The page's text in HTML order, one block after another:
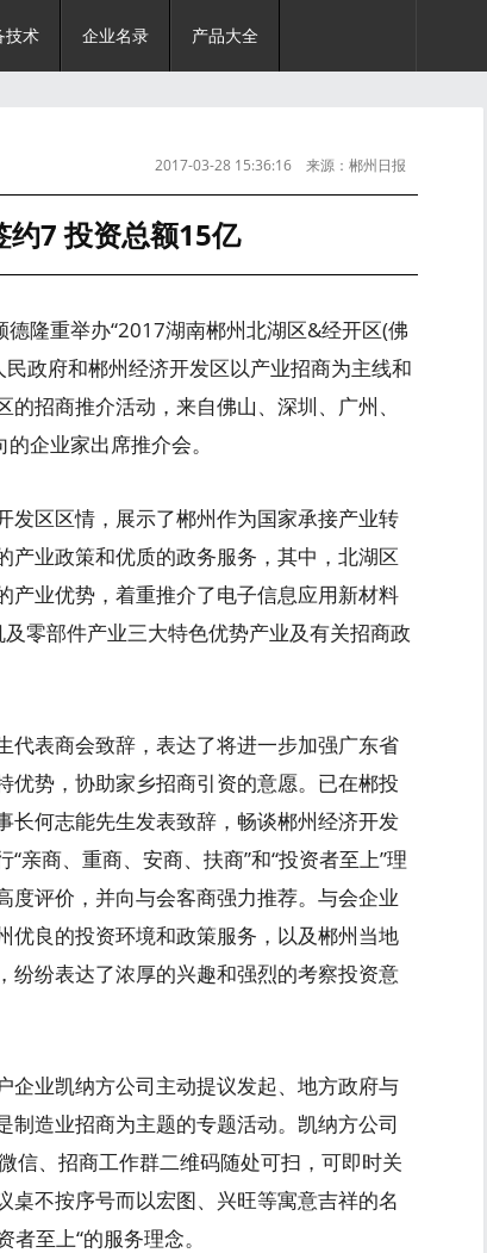
技术 企业名录 产品大全
2017-03-28 15:36:16 来源：郴州日报
约7 投资总额15亿
隆重举办“2017湖南郴州北湖区&经开区(佛
政府和郴州经济开发区以产业招商为主线和
招商推介活动，来自佛山、深圳、广州、
的企业家出席推介会。
发区区情，展示了郴州作为国家承接产业转
业政策和优质的政务服务，其中，北湖区
产业优势，着重推介了电子信息应用新材料
零部件产业三大特色优势产业及有关招商政
代表商会致辞，表达了将进一步加强广东省
势，协助家乡招商引资的意愿。已在郴投
何志能先生发表致辞，畅谈郴州经济开发
亲商、重商、安商、扶商”和“投资者至上”理
评价，并向与会客商强力推荐。与会企业
优良的投资环境和政策服务，以及郴州当地
纷纷表达了浓厚的兴趣和强烈的考察投资意
企业凯纳方公司主动提议发起、地方政府与
造业招商为主题的专题活动。凯纳方公司
信、招商工作群二维码随处可扫，可即时关
不按序号而以宏图、兴旺等寓意吉祥的名
至上“的服务理念。